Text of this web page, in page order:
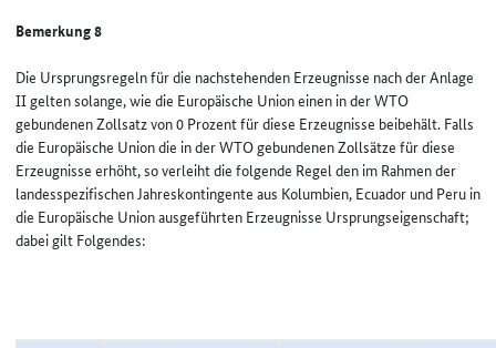
Bemerkung 8
Die Ursprungsregeln für die nachstehenden Erzeugnisse nach der Anlage
II gelten solange, wie die Europäische Union einen in der WTO
gebundenen Zollsatz von 0 Prozent für diese Erzeugnisse beibehält. Falls
die Europäische Union die in der WTO gebundenen Zollsätze für diese
Erzeugnisse erhöht, so verleiht die folgende Regel den im Rahmen der
landesspezifischen Jahreskontingente aus Kolumbien, Ecuador und Peru in
die Europäische Union ausgeführten Erzeugnisse Ursprungseigenschaft;
dabei gilt Folgendes: